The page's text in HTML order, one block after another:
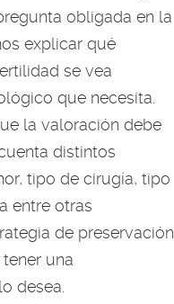
obligada en la
explicar qué
se vea
que necesita.
la valoración debe
distintos
tipo de cirugía, tipo
entre otras
de preservación
una
desea.